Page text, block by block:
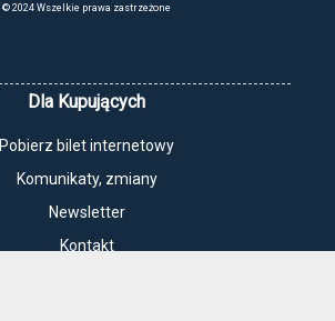
© 2024 Wszelkie prawa zastrzeżone
Dla Kupujących
Pobierz bilet internetowy
Komunikaty, zmiany
Newsletter
Kontakt